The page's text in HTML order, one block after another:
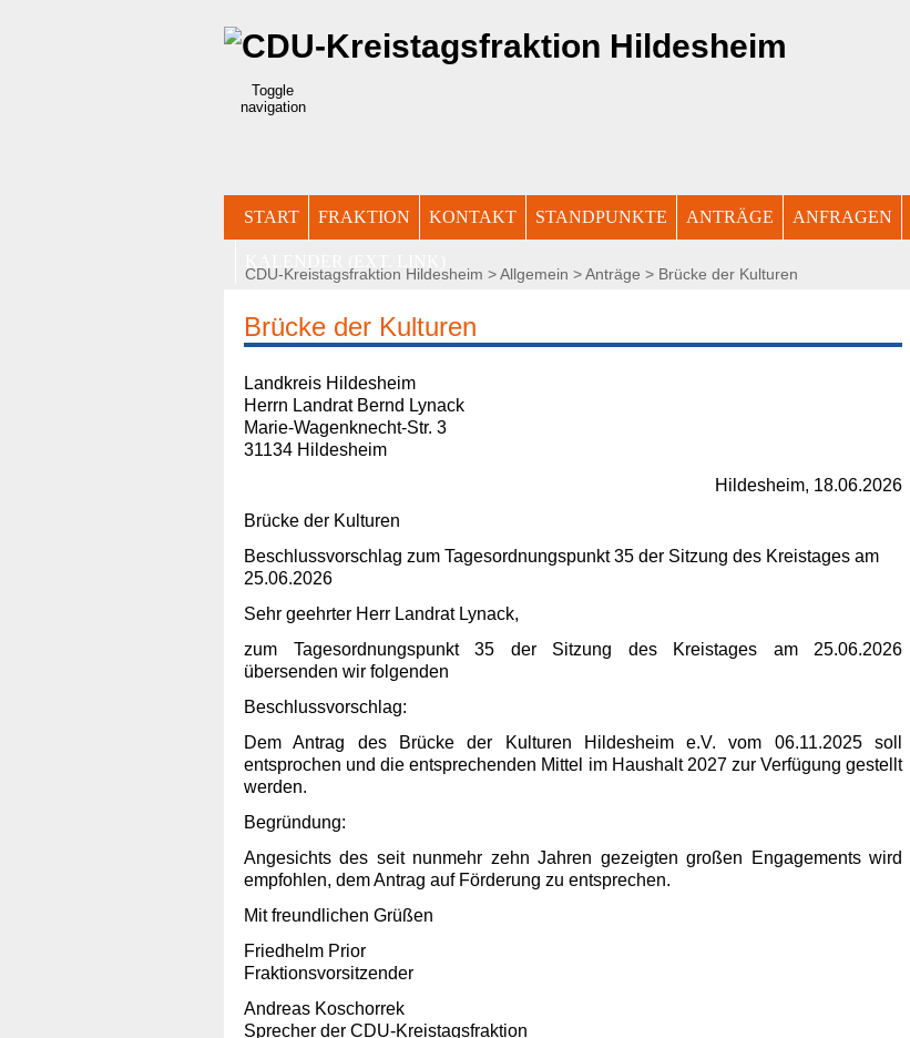
Toggle
navigation
START FRAKTION KONTAKT STANDPUNKTE ANTRÄGE ANFRAGEN
CDU-Kreistagsfraktion Hildesheim >Allgemein >Anträge > Brücke der Kulturen
Brücke der Kulturen
Landkreis Hildesheim
Herrn Landrat Bernd Lynack
Marie-Wagenknecht-Str. 3
31134 Hildesheim
Hildesheim, 18.06.2026
Brücke der Kulturen
Beschlussvorschlag zum Tagesordnungspunkt 35 der Sitzung des Kreistages am
25.06.2026
Sehr geehrter Herr Landrat Lynack,
zum Tagesordnungspunkt 35 der Sitzung des Kreistages am 25.06.2026
übersenden wir folgenden
Beschlussvorschlag:
Dem Antrag des Brücke der Kulturen Hildesheim e.V. vom 06.11.2025 soll
entsprochen und die entsprechenden Mittel im Haushalt 2027 zur Verfügung gestellt
werden.
Begründung:
Angesichts des seit nunmehr zehn Jahren gezeigten großen Engagements wird
empfohlen, dem Antrag auf Förderung zu entsprechen.
Mit freundlichen Grüßen
Friedhelm Prior
Fraktionsvorsitzender
Andreas Koschorrek
Sprecher der CDU-Kreistagsfraktion